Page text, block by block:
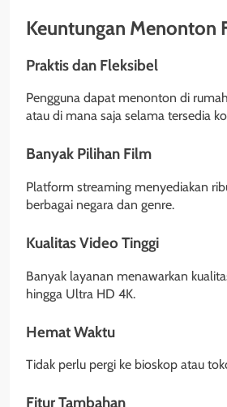
Keuntungan Menonton
Praktis dan Fleksibel
Pengguna dapat menonton di
atau di mana saja selama tersedia
Banyak Pilihan Film
Platform streaming menyediakan
berbagai negara dan genre.
Kualitas Video Tinggi
Banyak layanan menawarkan
hingga Ultra HD 4K.
Hemat Waktu
Tidak perlu pergi ke bioskop atau
Fitur Tambahan